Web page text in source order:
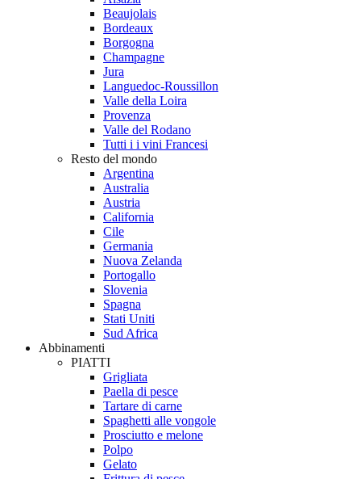
Beaujolais
Bordeaux
Borgogna
Champagne
Jura
Languedoc-Roussillon
Valle della Loira
Provenza
Valle del Rodano
Tutti i i vini Francesi
Resto del mondo
Argentina
Australia
Austria
California
Cile
Germania
Nuova Zelanda
Portogallo
Slovenia
Spagna
Stati Uniti
Sud Africa
Abbinamenti
PIATTI
Grigliata
Paella di pesce
Tartare di carne
Spaghetti alle vongole
Prosciutto e melone
Polpo
Gelato